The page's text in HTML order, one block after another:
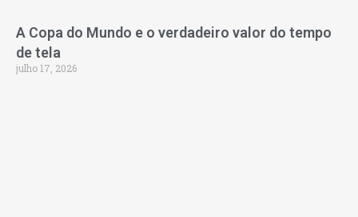
A Copa do Mundo e o verdadeiro valor do tempo
de tela
julho 17, 2026